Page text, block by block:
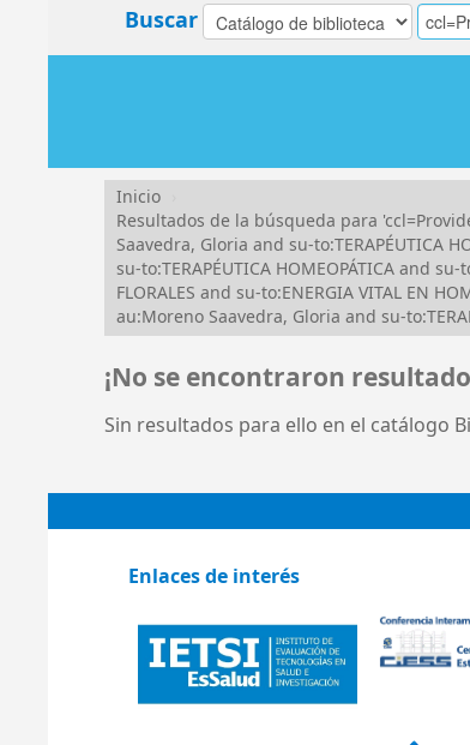
Buscar
Inicio
Resultados de la búsqueda para
Saavedra, Gloria and su-to:TERAPÉUTICA
su-to:TERAPÉUTICA HOMEOPÁTICA and
FLORALES and su-to:ENERGIA VITAL EN
au:Moreno Saavedra, Gloria and su-
¡No se encontraron
Sin resultados para ello en el catálogo
Enlaces de interés